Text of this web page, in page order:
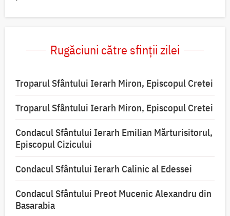
Rugăciuni către sfinții zilei
Troparul Sfântului Ierarh Miron, Episcopul Cretei
Troparul Sfântului Ierarh Miron, Episcopul Cretei
Condacul Sfântului Ierarh Emilian Mărturisitorul,
Episcopul Cizicului
Condacul Sfântului Ierarh Calinic al Edessei
Condacul Sfântului Preot Mucenic Alexandru din
Basarabia